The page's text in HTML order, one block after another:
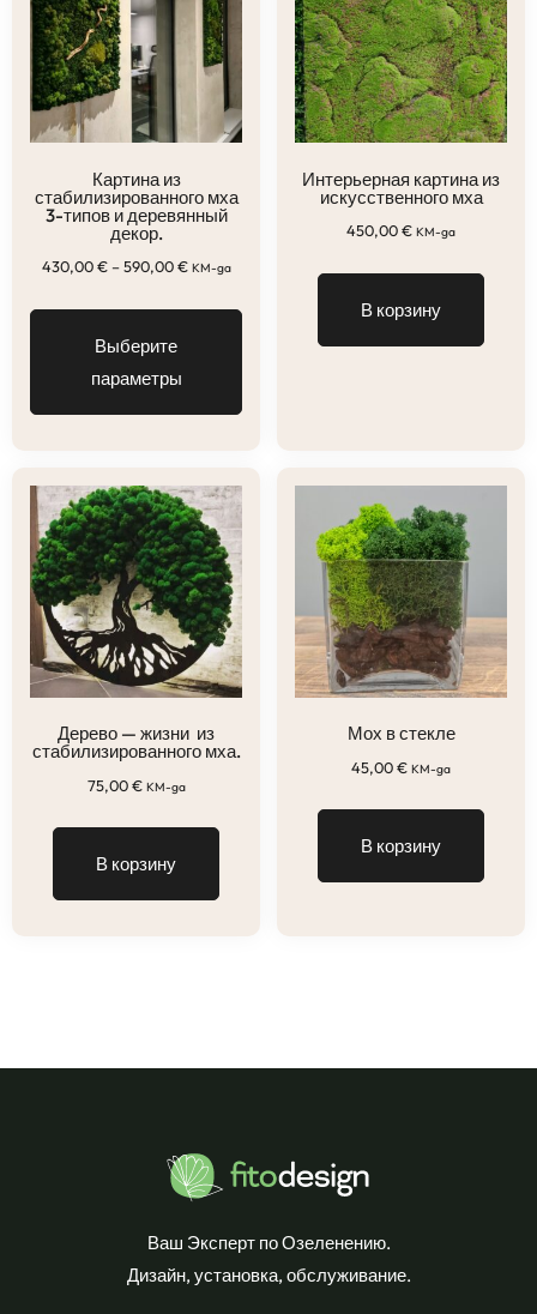
Картина из
стабилизированного мха
3-типов и деревянный
декор.
430,00€ – 590,00€ KM-ga
Выберите
параметры
Интерьерная картина из
искусственного мха
450,00€ KM-ga
В корзину
Дерево — жизни из
стабилизированного мха.
75,00€ KM-ga
В корзину
Мох в стекле
45,00€ KM-ga
В корзину
Ваш Эксперт по Озеленению.
Дизайн, установка, обслуживание.